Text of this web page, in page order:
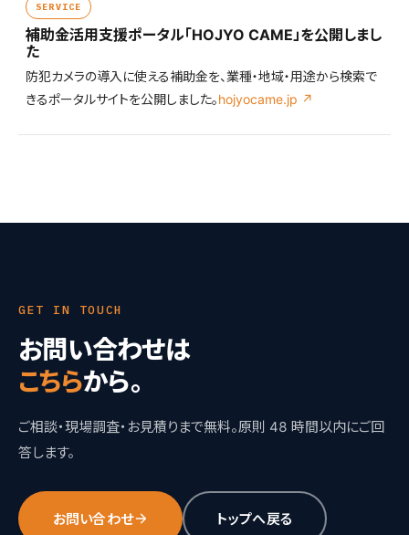
SERVICE
補助金活用支援ポータル「HOJYO CAME」を公開しまし
た
防犯カメラの導入に使える補助金を、業種・地域・用途から検索で
きるポータルサイトを公開しました。hojyocame.jp ↗
GET IN TOUCH
お問い合わせは
こちらから。
ご相談・現場調査・お見積りまで無料。原則 48 時間以内にご回
答します。
お問い合わせ トップへ戻る